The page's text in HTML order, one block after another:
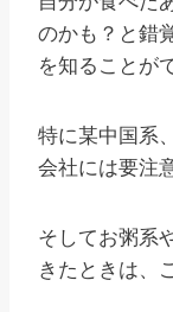
のかも？と錯
を知ることが
特に某中国系
会社には要注
そしてお粥系
きたときは、